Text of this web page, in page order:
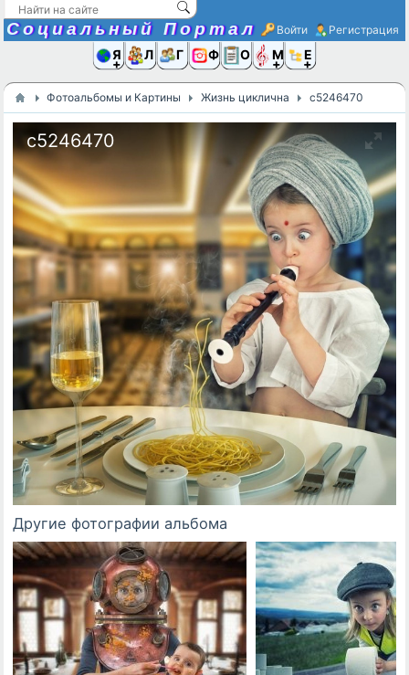
Социальный Портал Войти Регистрация
Я иЛюди
Группы
Фото Ещё
Фотоальбомы и Картины Жизнь циклична c5246470
c5246470
Другие фотографии альбома